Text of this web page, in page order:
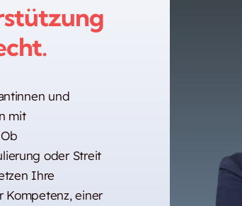
und
mit
oder Streit
Ihre
Kompetenz, einer